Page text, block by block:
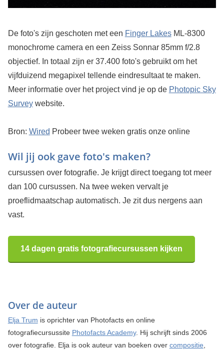
De foto's zijn geschoten met een Finger LakesML-8300
monochrome camera en een Zeiss Sonnar 85mm f/2.8
objectief. In totaal zijn er 37.400 foto's gebruikt om het
vijfduizend megapixel tellende eindresultaat te maken.
Meer informatie over het project vind je op de Photopic Sky
Surveywebsite.
Bron: Wired
Wil jij ook gave foto's maken?
Probeer twee weken gratis onze online
cursussen over fotografie. Je krijgt direct toegang tot meer
dan 100 cursussen. Na twee weken vervalt je
proeflidmaatschap automatisch. Je zit dus nergens aan
vast.
14 dagen gratis fotografiecursussen kijken
Over de auteur
Elja Trum is oprichter van Photofacts en online
fotografiecursussite Photofacts Academy. Hij schrijft sinds 2006
over fotografie. Elja is ook auteur van boeken over compositie